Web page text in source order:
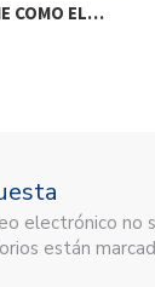
COMO EL…
electrónico no
están